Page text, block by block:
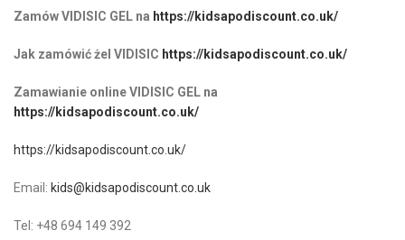
Zamów VIDISIC GEL na https://kidsapodiscount.co.uk/
Jak zamówić żel VIDISIC https://kidsapodiscount.co.uk/
Zamawianie online VIDISIC GEL na
https://kidsapodiscount.co.uk/
https://kidsapodiscount.co.uk/
Email: kids@kidsapodiscount.co.uk
Tel: +48 694 149 392